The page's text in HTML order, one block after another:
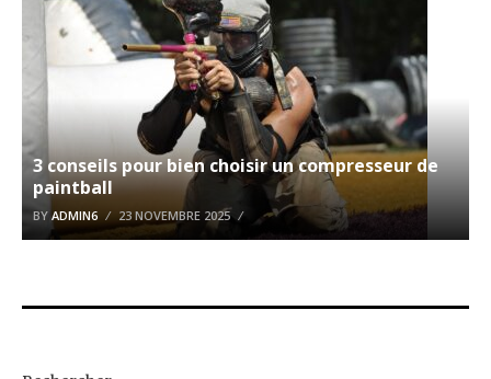
3 conseils pour bien choisir un compresseur de
paintball
BY ADMIN6 23 NOVEMBRE 2025